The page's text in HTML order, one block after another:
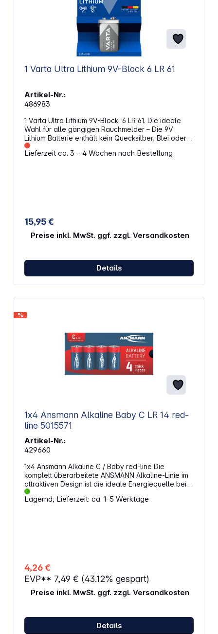
1 Varta Ultra Lithium 9V-Block 6 LR 61
Artikel-Nr.:
486983
1 Varta Ultra Lithium 9V-Block 6 LR 61. Die ideale
Wahl für alle gängigen Rauchmelder – Die 9V
Lithium Batterie enthält kein Quecksilber, Blei oder
Kadmium und hat einen speziellen
Sicherheitsmechanismus.- Hält bis zu 5-Mal länger
M1604, 4022, BLOC, CLR6, KA9, ND65V, U9VL-J-P
Lieferzeit ca. 3 – 4 Wochen nach Bestellung
15,95 €
Preise inkl. MwSt. ggf. zzgl. Versandkosten
Details
%
1x4 Ansmann Alkaline Baby C LR 14 red-
line 5015571
Artikel-Nr.:
429660
1x4 Ansmann Alkaline C / Baby red-line Die
komplett überarbeitete ANSMANN Alkaline-Linie im
attraktiven Design ist die ideale Energiequelle bei
Dauerbelastung im Niedrigstrombereich. Für Geräte
des täglichen Bedarfs mit gleichbleibendem
Lagernd, Lieferzeit: ca. 1-5 Werktage
4,26 €
EVP** 7,49 € (43.12% gespart)
Preise inkl. MwSt. ggf. zzgl. Versandkosten
Details